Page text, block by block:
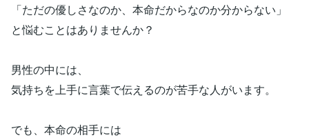
「ただの優しさなのか、本命だからなのか分からない」
と悩むことはありませんか？
男性の中には、
気持ちを上手に言葉で伝えるのが苦手な人がいます。
でも、本命の相手には